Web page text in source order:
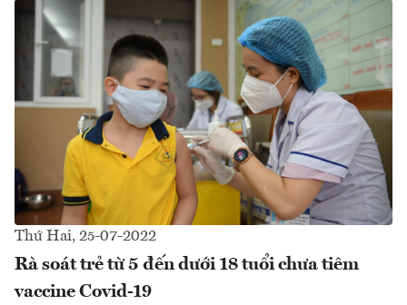
Thứ Hai, 25-07-2022
Rà soát trẻ từ 5 đến dưới 18 tuổi chưa tiêm
vaccine Covid-19